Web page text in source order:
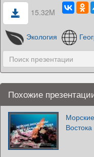
15.32M
Экология
Похожие
Востока